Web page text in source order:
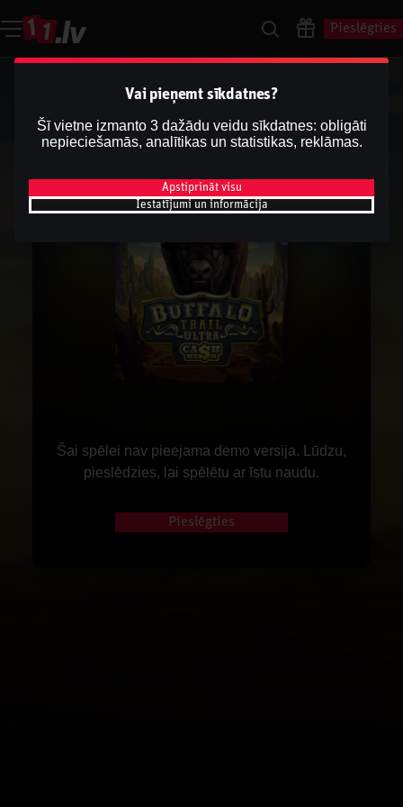
Pieslēgties
Šai spēlei nav pieejama demo versija. Lūdzu,
pieslēdzies, lai spēlētu ar īstu naudu.
Pieslēgties
Vai pieņemt sīkdatnes?
Šī vietne izmanto 3 dažādu veidu sīkdatnes: obligāti
nepieciešamās, analītikas un statistikas, reklāmas.
Apstiprināt visu
Iestatījumi un informācija